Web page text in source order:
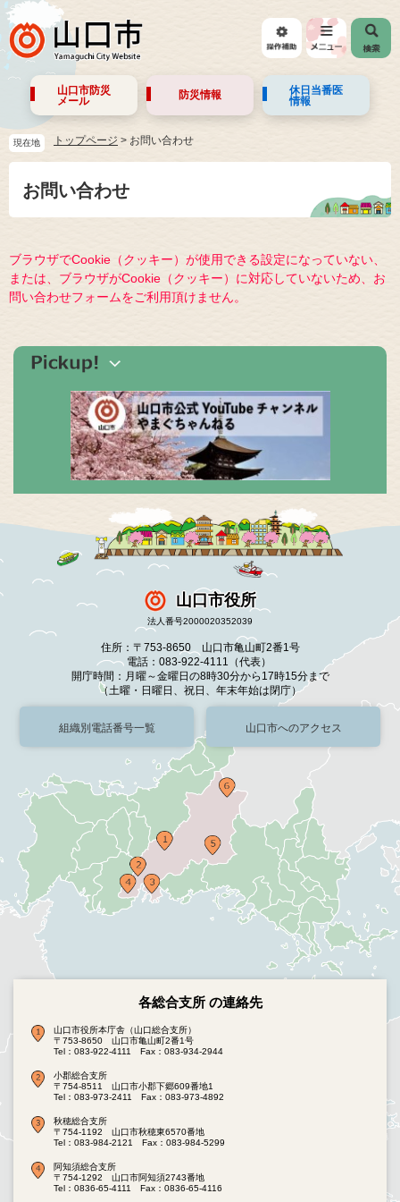
山口市防災
メール
防災情報
休日当番医
情報
現在地 トップページ > お問い合わせ
お問い合わせ
ブラウザでCookie（クッキー）が使用できる設定になっていない、
または、ブラウザがCookie（クッキー）に対応していないため、お
問い合わせフォームをご利用頂けません。
山口市役所
法人番号2000020352039
住所：〒753-8650 山口市亀山町2番1号
電話：083-922-4111（代表）
開庁時間：月曜～金曜日の8時30分から17時15分まで
（土曜・日曜日、祝日、年末年始は閉庁）
組織別電話番号一覧 山口市へのアクセス
各総合支所 の連絡先
山口市役所本庁舎（山口総合支所）
〒753-8650 山口市亀山町2番1号
Tel：083-922-4111
Fax：083-934-2944
小郡総合支所
〒754-8511 山口市小郡下郷609番地1
Tel：083-973-2411
Fax：083-973-4892
秋穂総合支所
〒754-1192 山口市秋穂東6570番地
Tel：083-984-2121
Fax：083-984-5299
阿知須総合支所
〒754-1292 山口市阿知須2743番地
Tel：0836-65-4111
Fax：0836-65-4116